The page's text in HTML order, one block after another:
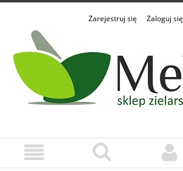
Zarejestruj się Zaloguj się